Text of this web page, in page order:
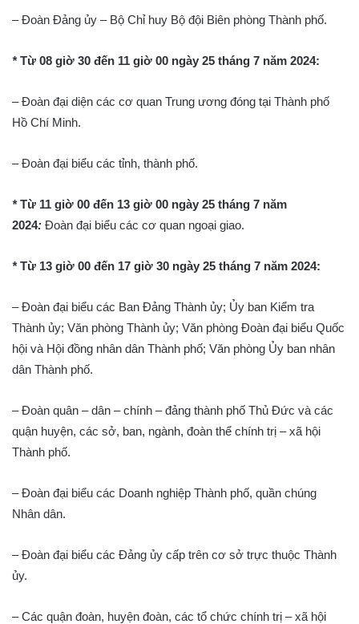
– Đoàn Đảng ủy – Bộ Chỉ huy Bộ đội Biên phòng Thành phố.
*Từ 08 giờ 30 đến 11 giờ 00 ngày 25 tháng 7 năm 2024:
– Đoàn đại diện các cơ quan Trung ương đóng tại Thành phố
Hồ Chí Minh.
– Đoàn đại biểu các tỉnh, thành phố.
*Từ 11 giờ 00 đến 13 giờ 00 ngày 25 tháng 7 năm
2024: Đoàn đại biểu các cơ quan ngoại giao.
*Từ 13 giờ 00 đến 17 giờ 30 ngày 25 tháng 7 năm 2024:
– Đoàn đại biểu các Ban Đảng Thành ủy; Ủy ban Kiểm tra
Thành ủy; Văn phòng Thành ủy; Văn phòng Đoàn đại biểu Quốc
hội và Hội đồng nhân dân Thành phố; Văn phòng Ủy ban nhân
dân Thành phố.
– Đoàn quân – dân – chính – đảng thành phố Thủ Đức và các
quận huyện, các sở, ban, ngành, đoàn thể chính trị – xã hội
Thành phố.
– Đoàn đại biểu các Doanh nghiệp Thành phố, quần chúng
Nhân dân.
– Đoàn đại biểu các Đảng ủy cấp trên cơ sở trực thuộc Thành
ủy.
– Các quận đoàn, huyện đoàn, các tổ chức chính trị – xã hội